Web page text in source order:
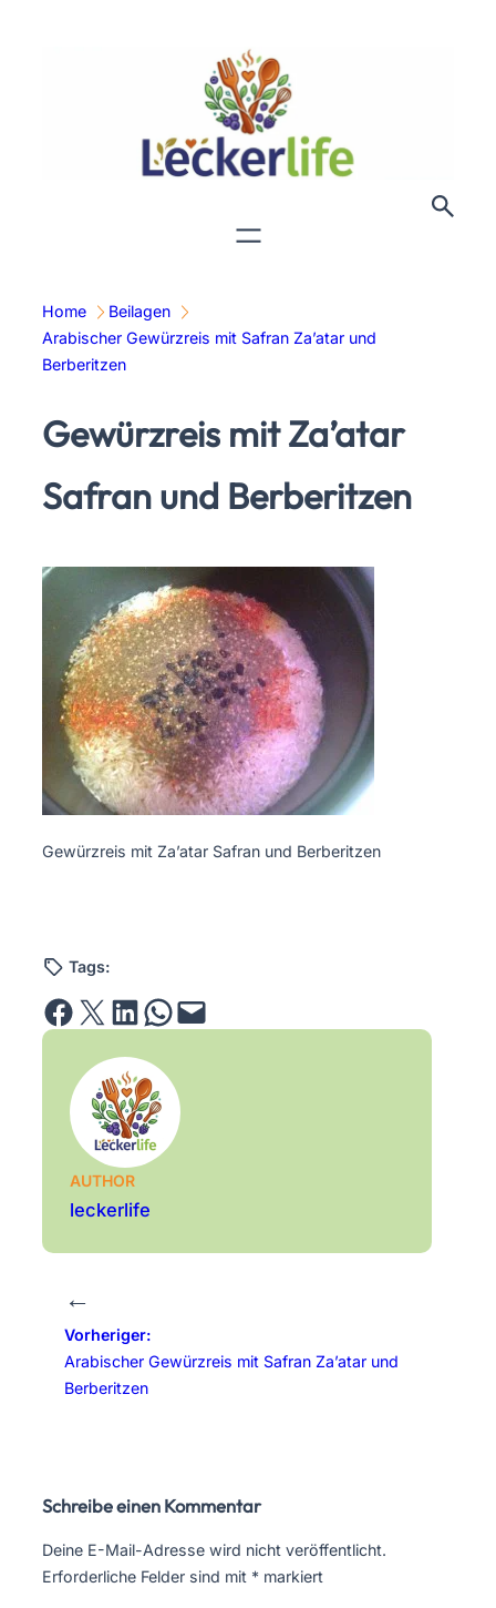
Home
Beilagen
Arabischer Gewürzreis mit Safran Za’atar und
Berberitzen
Gewürzreis mit Za’atar
Safran und Berberitzen
Gewürzreis mit Za’atar Safran und Berberitzen
Tags:
Share on Facebook Email this Page Share on LinkedIn Share on WhatsApp Email this Page
AUTHOR
leckerlife
←
Vorheriger:
Arabischer Gewürzreis mit Safran Za’atar und
Berberitzen
Schreibe einen Kommentar
Deine E-Mail-Adresse wird nicht veröffentlicht.
Erforderliche Felder sind mit * markiert